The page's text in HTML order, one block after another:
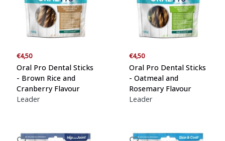
€4,50
Oral Pro Dental Sticks
- Brown Rice and
Cranberry Flavour
Leader
€4,50
Oral Pro Dental Sticks
- Oatmeal and
Rosemary Flavour
Leader